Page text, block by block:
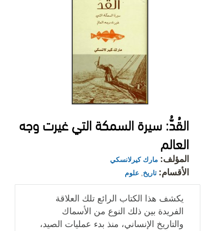
القُدُّ: سيرة السمكة التي غيرت وجه
العالم
المؤلف: مارك كيرلانسكي
الأقسام: تاريخ علوم
يكشف هذا الكتاب الرائع تلك العلاقة
الفريدة بين ذلك النوع من الأسماك
والتاريخ الإنساني، منذ بدء عمليات الصيد،